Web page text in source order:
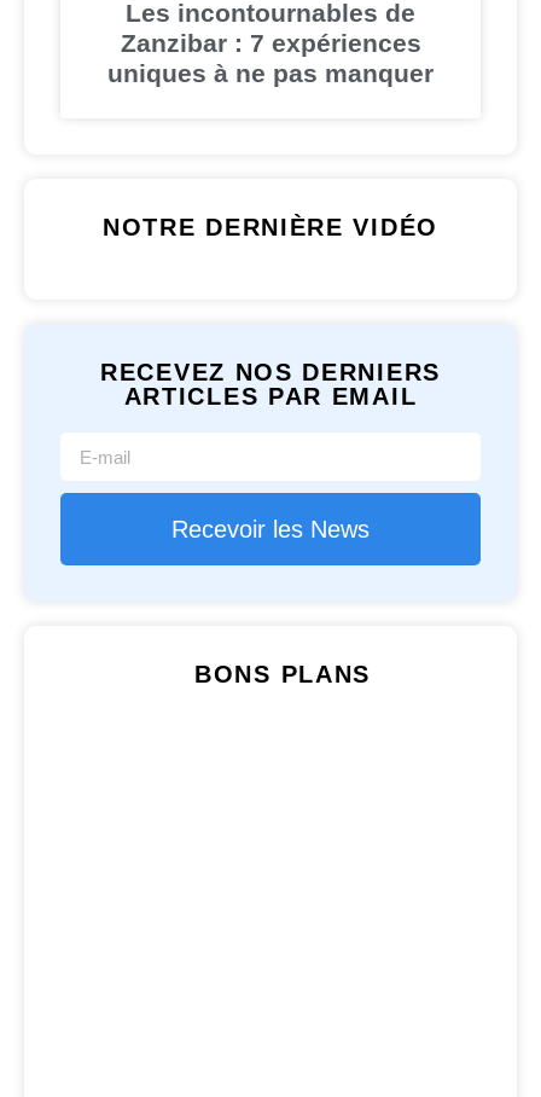
Les incontournables de
Zanzibar : 7 expériences
uniques à ne pas manquer
NOTRE DERNIÈRE VIDÉO
RECEVEZ NOS DERNIERS
ARTICLES PAR EMAIL
Recevoir les News
BONS PLANS